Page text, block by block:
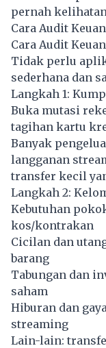
pernah
Cara Audit
Cara Audit
Tidak perlu
sederhana dan
Langkah 1:
Buka mutasi
tagihan kartu
Banyak
langganan
transfer kecil
Langkah 2:
Kebutuhan
kos/kontrakan
Cicilan dan
barang
Tabungan dan
saham
Hiburan dan
streaming
Lain-lain: